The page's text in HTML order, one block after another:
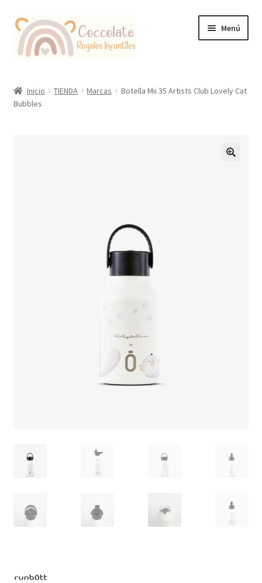
Ir
la
Ir
contenido
Menú
Coccolate Puericultura y Juguetería Educativa
Inicio TIENDA Marcas
Botella Mii 35 Artists Club Lovely Cat
Bubbles